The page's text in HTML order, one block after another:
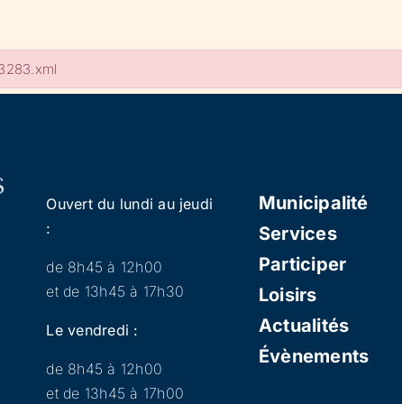
Ouvert du lundi au jeudi
:
de 8h45 à 12h00
et de 13h45 à 17h30
Le vendredi :
de 8h45 à 12h00
et de 13h45 à 17h00
Municipalité
Services
Participer
Loisirs
Actualités
Évènements